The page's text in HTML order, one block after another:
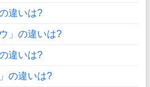
違いは?
」の違いは?
違いは?
の違いは?